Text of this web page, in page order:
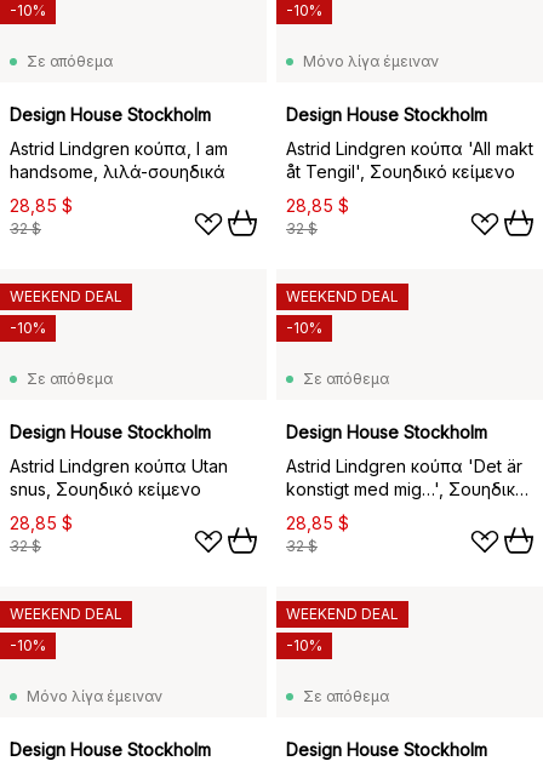
Σε απόθεμα
Design House Stockholm
Astrid Lindgren κούπα, I am
handsome, λιλά-σουηδικά
28,85 $
32 $
-10%
Μόνο λίγα έμειναν
Design House Stockholm
Astrid Lindgren κούπα 'All makt
åt Tengil', Σουηδικό κείμενο
28,85 $
32 $
-10%
Σε απόθεμα
Design House Stockholm
Astrid Lindgren κούπα Utan
snus, Σουηδικό κείμενο
28,85 $
32 $
WEEKEND DEAL
-10%
Σε απόθεμα
Design House Stockholm
Astrid Lindgren κούπα 'Det är
konstigt med mig…', Σουηδικό
κείμενο
28,85 $
32 $
WEEKEND DEAL
-10%
Μόνο λίγα έμειναν
Design House Stockholm
WEEKEND DEAL
-10%
Σε απόθεμα
Design House Stockholm
WEEKEND DEAL
-10%